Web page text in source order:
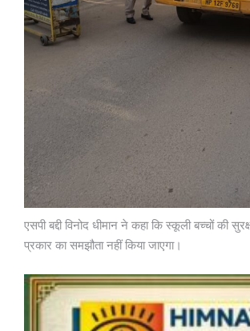
एसपी बद्दी विनोद धीमान ने कहा कि स्कूली बच्चों की
प्रकार का समझौता नहीं किया जाएगा।